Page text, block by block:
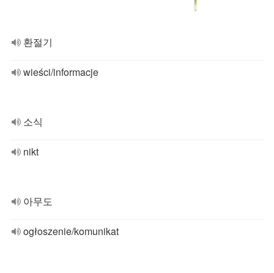
환절기
wieści/informacje
소식
nikt
아무도
ogłoszenie/komunikat